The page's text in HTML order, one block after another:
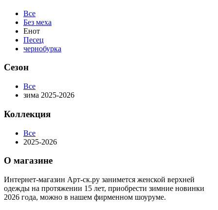
Все
Без меха
Енот
Песец
чернобурка
Сезон
Все
зима 2025-2026
Коллекция
Все
2025-2026
О магазине
Интернет-магазин Арт-ск.ру занимется женской верхней
одежды на протяжении 15 лет, приобрести зимние новинки
2026 года, можно в нашем фирменном шоуруме.